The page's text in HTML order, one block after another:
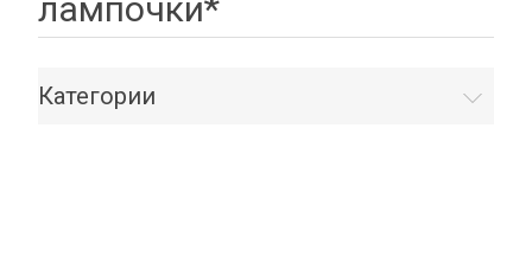
лампочки*
Категории